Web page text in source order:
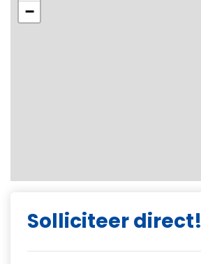
−
Solliciteer direct!